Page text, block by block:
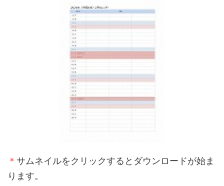
＊ サムネイルをクリックするとダウンロードが始ま
ります。